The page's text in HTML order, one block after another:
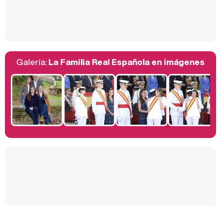
Belén Esteban: "Estoy emocionada, muy contenta y muy feliz por llegar a RTVE"
Manu Baqueiro: "Tuve como referente a Bruce Willis en 'Luz de Luna' para mi trabajo en la serie 'Perdiendo el juicio'"
Galería:La Familia Real Española en imágenes